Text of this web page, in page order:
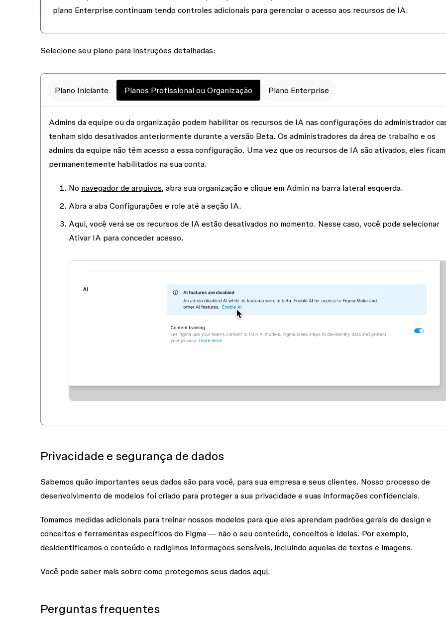
plano Enterprise continuam tendo controles adicionais para gerenciar o acesso aos recursos de IA.
Selecione seu plano para instruções detalhadas:
Plano Iniciante Planos Profissional ou Organização Plano Enterprise
Admins da equipe ou da organização podem habilitar os recursos de IA nas configurações do administrador
tenham sido desativados anteriormente durante a versão Beta. Os administradores da área de trabalho e os
admins da equipe não têm acesso a essa configuração. Uma vez que os recursos de IA são ativados, eles ficam
permanentemente habilitados na sua conta.
No navegador de arquivos, abra sua organização e clique em Adminna barra lateral esquerda.
Abra a aba Configuraçõese role até a seção IA.
Aqui, você verá se os recursos de IA estão desativados no momento. Nesse caso, você pode selecionar
Ativar IA para conceder acesso.
Privacidade e segurança de dados
Sabemos quão importantes seus dados são para você, para sua empresa e seus clientes. Nosso processo de
desenvolvimento de modelos foi criado para proteger a sua privacidade e suas informações confidenciais.
Tomamos medidas adicionais para treinar nossos modelos para que eles aprendam padrões gerais de design e
conceitos e ferramentas específicos do Figma — não o seu conteúdo, conceitos e ideias. Por exemplo,
desidentificamos o conteúdo e redigimos informações sensíveis, incluindo aquelas de textos e imagens.
Você pode saber mais sobre como protegemos seus dados aqui.
Perguntas frequentes